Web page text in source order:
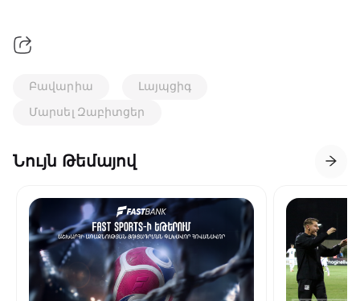
Բավարիա
Լայպցիգ
Մարսել Զաբիտցեր
Նույն Թեմայով